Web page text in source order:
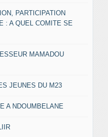
PARTICIPATION
: A QUEL COMITE SE
MAMADOU
JEUNES DU M23
A NDOUMBELANE